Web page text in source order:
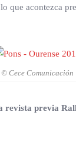
que acontezca
© Cece Comunicación
revista previa